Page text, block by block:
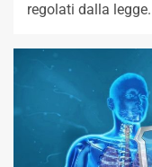
regolati dalla legge.